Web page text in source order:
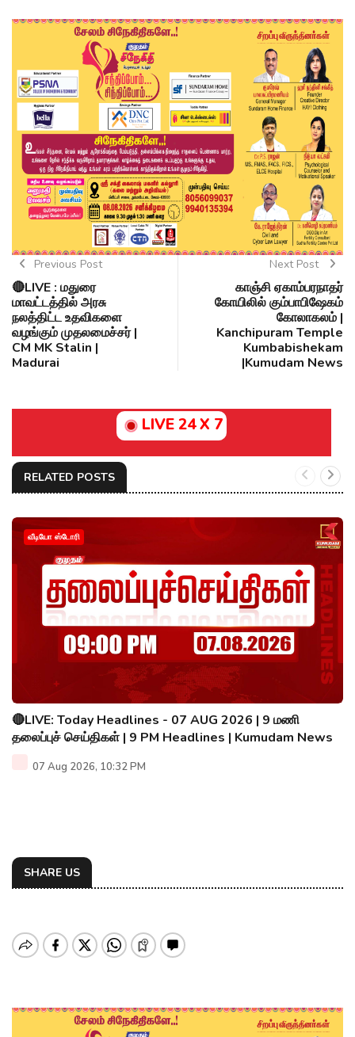
Previous Post
🔴LIVE : மதுரை
மாவட்டத்தில் அரசு
நலத்திட்ட உதவிகளை
வழங்கும் முதலமைச்சர் |
CM MK Stalin |
Madurai
Next Post
காஞ்சி ஏகாம்பரநாதர்
கோயிலில் கும்பாபிஷேகம்
கோலாகலம் |
Kanchipuram Temple
Kumbabishekam
|Kumudam News
LIVE 24 X 7
RELATED POSTS
வீடியோ ஸ்டோரி
🔴LIVE: Today Headlines - 07 AUG 2026 | 9 மணி
தலைப்புச் செய்திகள் | 9 PM Headlines | Kumudam News
07 Aug 2026, 10:32 PM
SHARE US